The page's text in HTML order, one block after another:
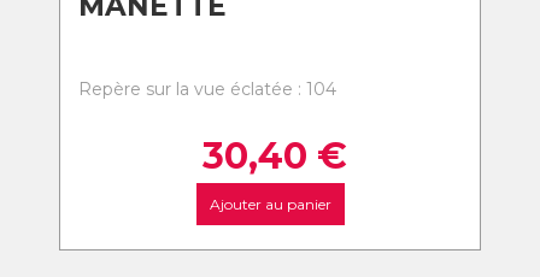
Repère sur la vue éclatée : 104
30,40 €
Ajouter au panier